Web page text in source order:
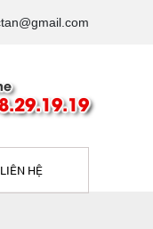
LIÊN HỆ